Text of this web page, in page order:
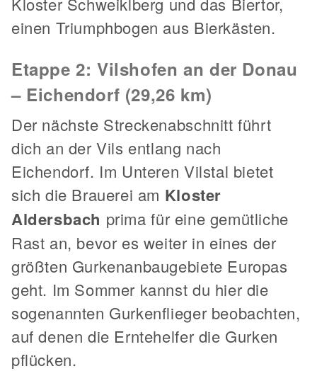
einen Triumphbogen aus Bierkästen.
Etappe 2: Vilshofen an der Donau
– Eichendorf (29,26 km)
Der nächste Streckenabschnitt führt
dich an der Vils entlang nach
Eichendorf. Im Unteren Vilstal bietet
sich die Brauerei am Kloster
Aldersbach prima für eine gemütliche
Rast an, bevor es weiter in eines der
größten Gurkenanbaugebiete Europas
geht. Im Sommer kannst du hier die
sogenannten Gurkenflieger beobachten,
auf denen die Erntehelfer die Gurken
pflücken.